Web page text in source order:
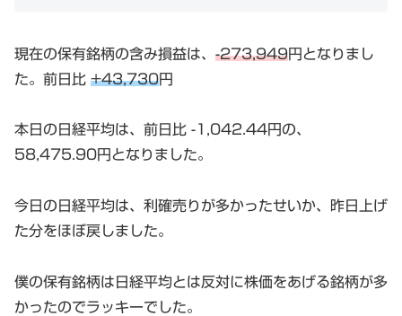
現在の保有銘柄の含み損益は、 -273,949円となりまし
た。前日比 +43,730円
本日の日経平均は、前日比 -1,042.44円の、
58,475.90円となりました。
今日の日経平均は、利確売りが多かったせいか、昨日上げ
た分をほぼ戻しました。
僕の保有銘柄は日経平均とは反対に株価をあげる銘柄が多
かったのでラッキーでした。